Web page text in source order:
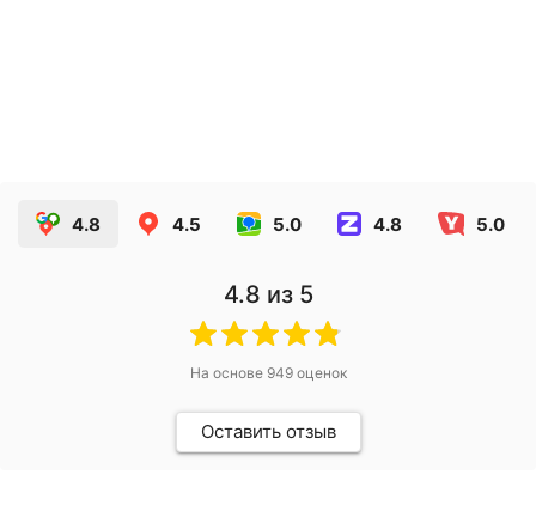
4.8 4.5 5.0 4.8 5.0
4.8 из 5
На основе 949оценок
Оставить отзыв